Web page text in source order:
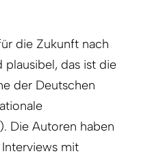
die Zukunft nach
das ist die
der Deutschen
Die Autoren haben
mit